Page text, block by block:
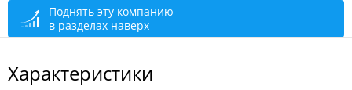
Поднять эту компанию
в разделах наверх
Характеристики